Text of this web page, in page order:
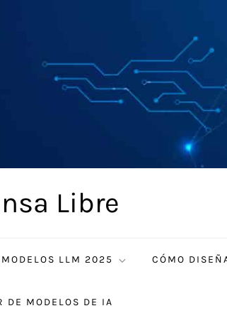
Libre
LLM 2025 CÓMO
DE MODELOS DE IA